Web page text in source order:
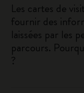
Les cartes de
fournir des
laissées par les
parcours.
?